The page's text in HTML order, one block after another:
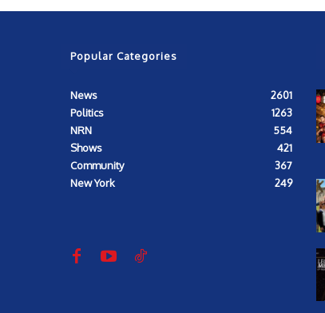
Popular Categories
News
2601
Politics
1263
NRN
554
Shows
421
Community
367
New York
249